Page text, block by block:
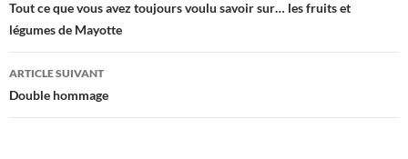
des
articles
Tout ce que vous avez toujours voulu savoir sur… les fruits et
légumes de Mayotte
ARTICLE SUIVANT
Double hommage